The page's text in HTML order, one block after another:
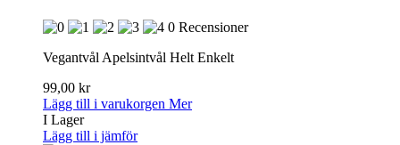
0 Recensioner
Vegantvål Apelsintvål Helt Enkelt
99,00 kr
Lägg till i varukorgen Mer
I Lager
Lägg till i jämför